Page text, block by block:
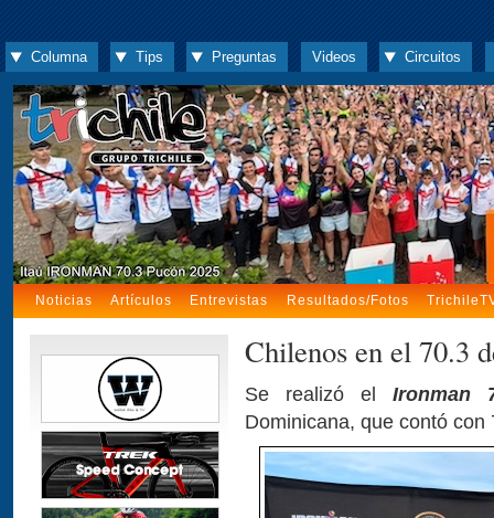
Columna Tips Preguntas Videos Circuitos
Noticias Artículos Entrevistas Resultados/Fotos
Chilenos en el 70.3
Se realizó el Ironman
Dominicana, que contó